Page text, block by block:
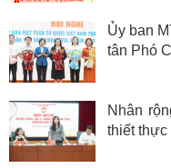
thành phố Hà Nội có
đổi số, chăm lo
dân